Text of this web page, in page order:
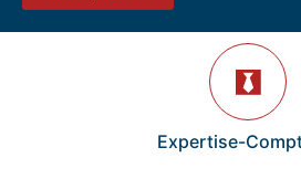
Expertise-